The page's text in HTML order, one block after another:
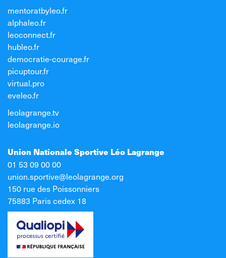
mentoratbyleo.fr
alphaleo.fr
leoconnect.fr
hubleo.fr
democratie-courage.fr
picuptour.fr
virtual.pro
eveleo.fr
leolagrange.tv
leolagrange.io
Union Nationale Sportive Léo Lagrange
01 53 09 00 00
union.sportive@leolagrange.org
150 rue des Poissonniers
75883 Paris cedex 18